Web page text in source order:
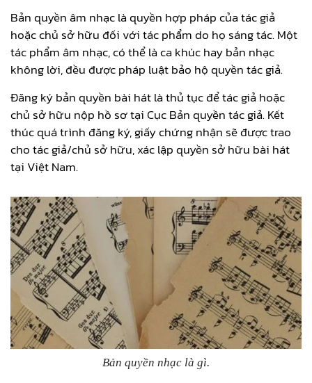
Bản quyền âm nhạc là quyền hợp pháp của tác giả
hoặc chủ sở hữu đối với tác phẩm do họ sáng tác. Một
tác phẩm âm nhạc, có thể là ca khúc hay bản nhạc
không lời, đều được pháp luật bảo hộ quyền tác giả.
Đăng ký bản quyền bài hát là thủ tục để tác giả hoặc
chủ sở hữu nộp hồ sơ tại Cục Bản quyền tác giả. Kết
thúc quá trình đăng ký, giấy chứng nhận sẽ được trao
cho tác giả/chủ sở hữu, xác lập quyền sở hữu bài hát
tại Việt Nam.
Bản quyền nhạc là gì.